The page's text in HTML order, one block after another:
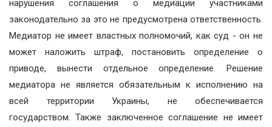
нарушения соглашения о медиации участниками
законодательно за это не предусмотрена ответственность.
Медиатор не имеет властных полномочий, как суд - он не
может наложить штраф, постановить определение о
приводе, вынести отдельное определение. Решение
медиатора не является обязательным к исполнению на
всей территории Украины, не обеспечивается
государством. Также заключенное соглашение не имеет